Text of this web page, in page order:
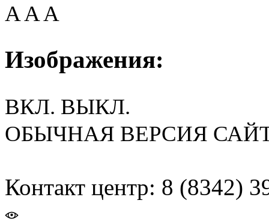
AAA
Изображения:
ВКЛ. ВЫКЛ.
ОБЫЧНАЯ ВЕРСИЯ
Контакт центр: 8 (8342)